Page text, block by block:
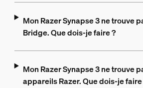
Mon Razer Synapse 3 ne trouve
Bridge. Que dois-je faire ?
Mon Razer Synapse 3 ne trouve
appareils Razer. Que dois-je faire